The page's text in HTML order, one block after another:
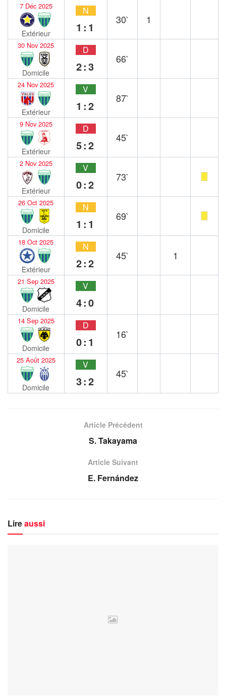
7 Déc 2025
Extérieur
N
1:1
30` 1
30 Nov 2025
Domicile
D
2:3
66`
24 Nov 2025
Extérieur
V
1:2
87`
9 Nov 2025
Extérieur
D
5:2
45`
2 Nov 2025
Extérieur
V
0:2
73`
26 Oct 2025
Domicile
N
1:1
69`
18 Oct 2025
Extérieur
N
2:2
45` 1
21 Sep 2025
Domicile
V
4:0
14 Sep 2025
Domicile
D
0:1
16`
25 Août 2025
Domicile
V
3:2
45`
Article Précédent
S. Takayama
Article Suivant
E. Fernández
Lireaussi